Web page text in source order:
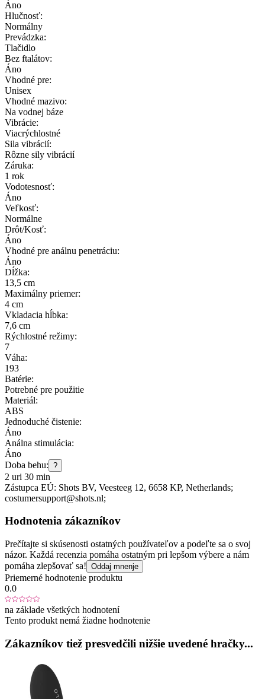
Áno
Hlučnosť:
Normálny
Prevádzka:
Tlačidlo
Bez ftalátov:
Áno
Vhodné pre:
Unisex
Vhodné mazivo:
Na vodnej báze
Vibrácie:
Viacrýchlostné
Sila vibrácií:
Rôzne sily vibrácií
Záruka:
1 rok
Vodotesnosť:
Áno
Veľkosť:
Normálne
Drôt/Kosť:
Áno
Vhodné pre análnu penetráciu:
Áno
Dĺžka:
13,5 cm
Maximálny priemer:
4 cm
Vkladacia hĺbka:
7,6 cm
Rýchlostné režimy:
7
Váha:
193
Batérie:
Potrebné pre použitie
Materiál:
ABS
Jednoduché čistenie:
Áno
Análna stimulácia:
Áno
Doba behu: ?
2 uri 30 min
Zástupca EÚ: Shots BV, Veesteeg 12, 6658 KP, Netherlands;
costumersupport@shots.nl;
Hodnotenia zákazníkov
Prečítajte si skúsenosti ostatných používateľov a podeľte sa o svoj
názor. Každá recenzia pomáha ostatným pri lepšom výbere a nám
pomáha zlepšovať sa! Oddaj mnenje
Priemerné hodnotenie produktu
0.0
na základe všetkých hodnotení
Tento produkt nemá žiadne hodnotenie
Zákazníkov tiež presvedčili nižšie uvedené hračky...